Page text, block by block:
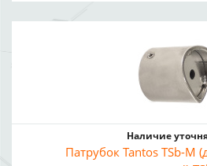
Наличие
Патрубок Tantos TSb-M